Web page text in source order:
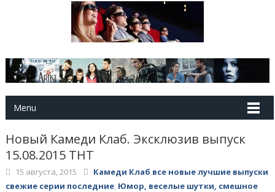
Menu
Новый Камеди Клаб. Эксклюзив выпуск
15.08.2015 ТНТ
15 августа, 2015
Камеди Клаб все новые лучшие выпуски
свежие серии последние, Юмор, веселые шутки, смешное